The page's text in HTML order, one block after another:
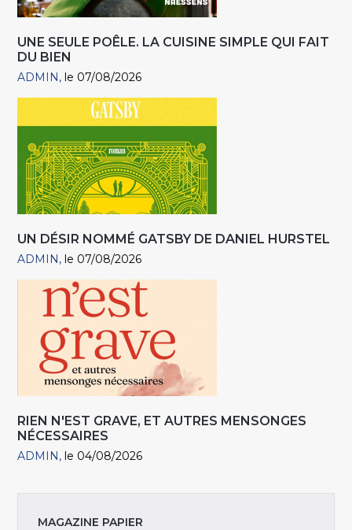
UNE SEULE POÊLE. LA CUISINE SIMPLE QUI FAIT
DU BIEN
ADMIN le 07/08/2026
UN DÉSIR NOMMÉ GATSBY DE DANIEL HURSTEL
ADMIN le 07/08/2026
RIEN N'EST GRAVE, ET AUTRES MENSONGES
NÉCESSAIRES
ADMIN le 04/08/2026
MAGAZINE PAPIER